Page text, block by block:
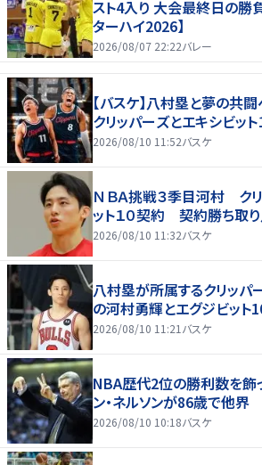
スト4入り 大会最終日の勝
ターハイ2026】
2026/08/07 22:22バレー
【バスケ】八村塁と夢の共
クリッパーズとエキシビット
2026/08/10 11:52バスケ
ＮＢＡ挑戦３季目河村 ク
ット１０契約 契約勝ち取
2026/08/10 11:32バスケ
八村塁が所属するクリッ
の河村勇輝とエグジビット
2026/08/10 11:21 バスケ
NBA歴代2位の勝利数を飾
ン・ネルソンが86歳で他界
2026/08/10 10:18バスケ